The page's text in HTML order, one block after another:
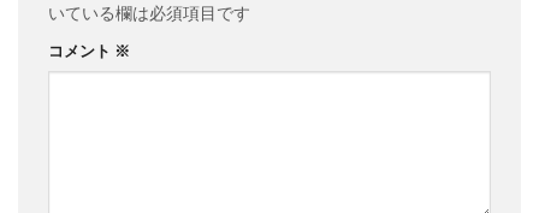
いている欄は必須項目です
コメント ※